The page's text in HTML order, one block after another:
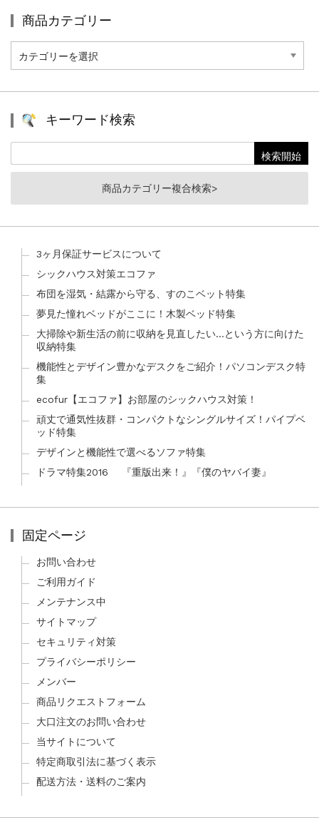
商品カテゴリー
品
カ
キーワード検索
商品カテゴリー複合検索>
3ヶ月保証サービスについて
シックハウス対策エコファ
布団を湿気・結露から守る、すのこベット特集
夢見た憧れベッドがここに！木製ベッド特集
大掃除や新生活の前に収納を見直したい…という方に向けた
収納特集
機能性とデザイン豊かなデスクをご紹介！パソコンデスク特
集
ecofur【エコファ】お部屋のシックハウス対策！
頑丈で通気性抜群・コンパクトなシングルサイズ！パイプベ
ッド特集
デザインと機能性で選べるソファ特集
ドラマ特集2016 『重版出来！』『僕のヤバイ妻』
固定ページ
お問い合わせ
ご利用ガイド
メンテナンス中
サイトマップ
セキュリティ対策
プライバシーポリシー
メンバー
商品リクエストフォーム
大口注文のお問い合わせ
当サイトについて
特定商取引法に基づく表示
配送方法・送料のご案内